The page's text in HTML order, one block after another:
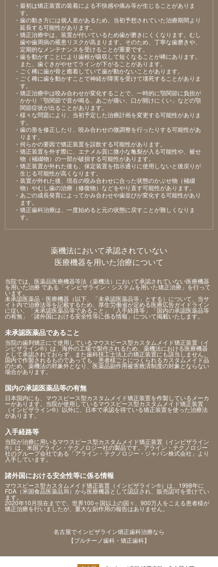
・最初は矯正装置の装着による不快感や痛み等が⽣じることがありま
す。
・⻭の動き⽅には個⼈差があるため、当初予想されていた治療期間より
延⻑する可能性があります。
・矯正治療中は、装置が付いているため⻭が磨きにくくなります。むし
⻭や⻭周病の罹患リスクが⾼まります。そのため、丁寧な⻭磨きや、
定期的なメンテナンスを受けることが重要です。
・⻭を動かすことにより⻭根が吸収して短くなることが稀にあります。
また、⻭ぐきがやせてラインが下がることがあります。
・ごく稀に⻭が⾻と癒着していて⻭が動かないことがあります。
・ごく稀に⻭を動かすことで神経が障害を受けて壊死することがありま
す。
・矯正治療中は咬み合わせが変化することで、⼀時的に顎関節に負担が
かかり「顎関節で⾳が鳴る、あごが痛い、⼝が開けにくい」などの顎
関節症状が出ることがあります。
・様々な問題により、当初予定した治療計画を変更する可能性がありま
す。
・⻭の形を修正したり、咬み合わせの微調整を⾏ったりする可能性があ
ります。
・何らかの要因で矯正装置を誤飲する可能性があります。
・矯正装置を外す際に、エナメル質に微⼩な⻲裂が⼊る可能性や、被せ
物（補綴物）の⼀部が破損する可能性があります。
・矯正装置が外れた後も、保定装置を指⽰通りに使⽤しないと後戻りが
⽣じる可能性が⾼くなります。
・装置が外れた後、現在の咬み合わせに合った状態のかぶせ物（補綴
物）やむし⻭の治療（修復物）などをやり直す可能性があります。
・あごの成⻑発育によってかみ合わせや⻭並びが変化する可能性があり
ます。
・矯正⻭科治療は、⼀度始めると元の状態に戻すことが難しくなりま
す。
薬機法において承認されていない
医療機器を用いた治療について
当院では、医薬品医療機器等法（薬機法）において承認されていない医療機器
を用いた治療 である「インビザライン・システムを用いた矯正治療」を行って
います。
未承認医薬品・医療機器（以下、「未承認医薬品等」とする）について、当サ
イト内で治療法等を記載するため、厚生労働省が定める医療広告ガイドライン
に従い、「未承認医薬品等であること」「入手経路等」「国内の承認医薬品等
の有無」「諸外国における安全性等に係る情報」について掲載いたします。
未承認医薬品であること
当院の歯列矯正にて使用しているマウスピース型カスタムメイド矯正装置（イ
ンビザライン®）は、海外の工場で製作されるため、薬機法における医療機器
として承認されておらず、また歯科技工士法上の矯正装置にも該当しません。
国内で作製されるものであっても、患者様ごとにつくられるカスタムメイド品
のため、薬機法の対象外となり、医薬品副作用被害救済制度の対象とならない
場合があります。
国内の承認医薬品等の有無
日本国内にも、マウスピース型カスタムメイド矯正装置を作製しているメーカ
ーがあります。当院が使用しているマウスピース型カスタムメイド矯正装置
（インビザライン®）以外に、日本で承認を得ている矯正装置を使った治療法
があります。
入手経路等
当院が治療に用いるマウスピース型カスタムメイド矯正装置（インビザライン
®）は、米国アライン・テクノロジー社の製品です。アライン・テクノロジー
社のグループ会社である「アライン・テクノロジー・ジャパン株式会社」より
入手しています。
諸外国における安全性等に係る情報
マウスピース型カスタムメイド矯正装置（インビザライン®）は、1998年に
FDA（米国食品医薬品局）から医療機器として認証され、販売認可を受けてい
ます。
2020年10月現在までで、世界100ヶ国以上の国々、900万人をこえる患者様が
矯正治療を行いましたが、重大な副作用の報告はありません。
名古屋でインビザライン矯正歯科治療なら
【プルチーノ歯科・矯正歯科】